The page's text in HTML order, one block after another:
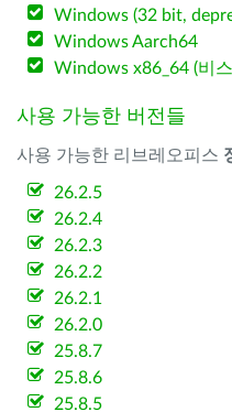
Windows (32 bit,
Windows Aarch64
Windows x86_64 (비
사용 가능한 버전들
사용 가능한 리브레오피스
26.2.5
26.2.4
26.2.3
26.2.2
26.2.1
26.2.0
25.8.7
25.8.6
25.8.5